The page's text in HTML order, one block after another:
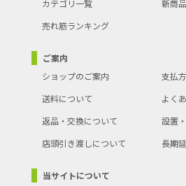
カテゴリ一覧
新商
売れ筋ランキング
ご案内
ショップのご案内
支払
送料について
よく
返品・交換について
設置
店頭引き渡しについて
長期
当サイトについて